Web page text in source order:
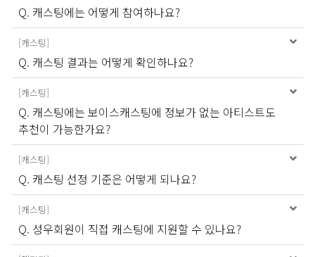
Q. 캐스팅에는 어떻게 참여하나요?
[캐스팅]
Q. 캐스팅 결과는 어떻게 확인하나요?
[캐스팅]
Q. 캐스팅에는 보이스캐스팅에 정보가 없는 아티스트도
추천이 가능한가요?
[캐스팅]
Q. 캐스팅 선정 기준은 어떻게 되나요?
[캐스팅]
Q. 성우회원이 직접 캐스팅에 지원할 수 있나요?